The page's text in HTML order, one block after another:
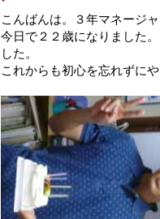
こんばんは。３年マネージ
今日で２２歳になりました
した。
これからも初心を忘れずに